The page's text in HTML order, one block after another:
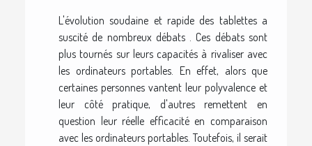
L'évolution soudaine et rapide des tablettes a
suscité de nombreux débats . Ces débats sont
plus tournés sur leurs capacités à rivaliser avec
les ordinateurs portables. En effet, alors que
certaines personnes vantent leur polyvalence et
leur côté pratique, d'autres remettent en
question leur réelle efficacité en comparaison
avec les ordinateurs portables. Toutefois, il serait